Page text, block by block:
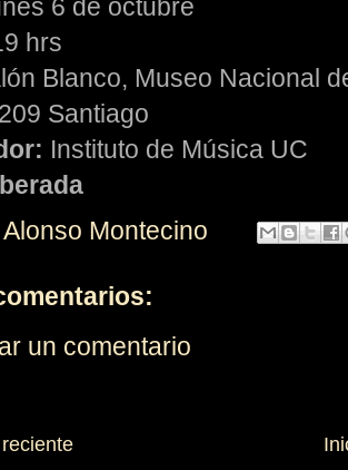
6 de octubre
hrs
Blanco, Museo Nacional
Santiago
Instituto de Música UC
Alonso Montecino
un comentario